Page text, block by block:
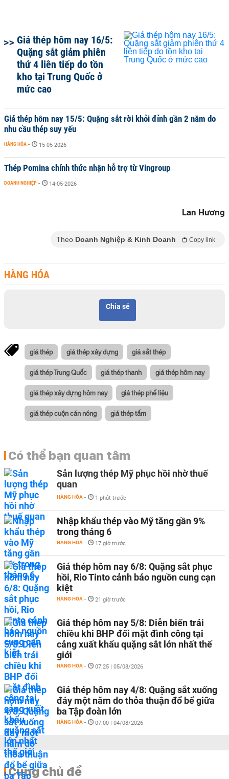
Giá thép hôm nay 16/5:
Quặng sắt giảm phiên
thứ 4 liên tiếp do tồn
kho tại Trung Quốc ở
mức cao
Giá thép hôm nay 15/5: Quặng sắt rời khỏi đỉnh gần 2 năm do
nhu cầu thép suy yếu
HÀNG HÓA - 15-05-2026
Thép Pomina chính thức nhận hỗ trợ từ Vingroup
DOANH NGHIỆP - 14-05-2026
Lan Hương
Theo Doanh Nghiệp & Kinh Doanh Copy link
HÀNG HÓA
Chia sẻ
giá thép giá thép xây dựng giá sắt thép
giá thép Trung Quốc giá thép thanh giá thép hôm nay
giá thép xây dựng hôm nay giá thép phế liệu
giá thép cuộn cán nóng giá thép tấm
Có thể bạn quan tâm
Sản lượng thép Mỹ phục hồi nhờ thuế
quan
HÀNG HÓA - 1 phút trước
Nhập khẩu thép vào Mỹ tăng gần 9%
trong tháng 6
HÀNG HÓA - 17 giờ trước
Giá thép hôm nay 6/8: Quặng sắt phục
hồi, Rio Tinto cảnh báo nguồn cung cạn
kiệt
HÀNG HÓA - 21 giờ trước
Giá thép hôm nay 5/8: Diễn biến trái
chiều khi BHP đối mặt đình công tại
cảng xuất khẩu quặng sắt lớn nhất thế
giới
HÀNG HÓA - 07:25 | 05/08/2026
Giá thép hôm nay 4/8: Quặng sắt xuống
đáy một năm do thỏa thuận đổ bể giữa
ba Tập đoàn lớn
HÀNG HÓA - 07:00 | 04/08/2026
Cùng chủ đề